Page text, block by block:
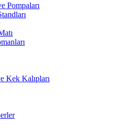
Pompaları
Kek Kalıpları